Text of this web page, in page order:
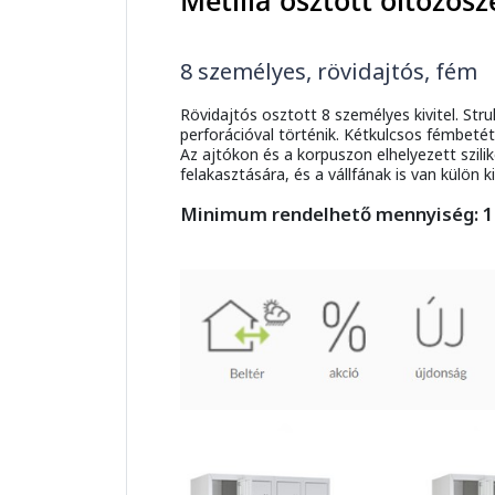
8 személyes, rövidajtós, fém
Rövidajtós osztott 8 személyes kivitel.
perforációval történik. Kétkulcsos
Az ajtókon és a korpuszon elhelyezett
felakasztására, és a vállfának is van külön
Minimum rendelhető mennyiség: